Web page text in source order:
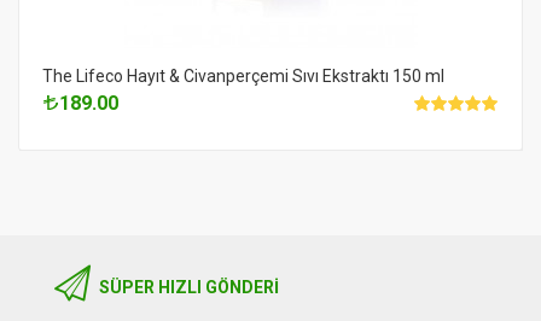
The Lifeco Hayıt & Civanperçemi Sıvı Ekstraktı 150 ml
189.00
SÜPER HIZLI GÖNDERI